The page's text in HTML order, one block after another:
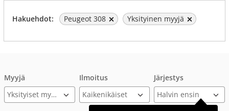
Hakuehdot: Peugeot 308 Yksityinen myyjä
Myyjä
Yksityiset myyjät
Ilmoitus Järjestys